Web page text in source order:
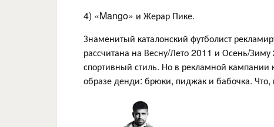
4) «Mango» и Жерар Пике.
Знаменитый каталонский футболист
рассчитана на Весну/Лето 2011 и Осень/
спортивный стиль. Но в рекламной
образе денди: брюки, пиджак и бабочка. Что,